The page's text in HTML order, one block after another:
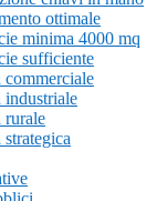
ottimale
minima 4000 mq
sufficiente
industriale
rurale